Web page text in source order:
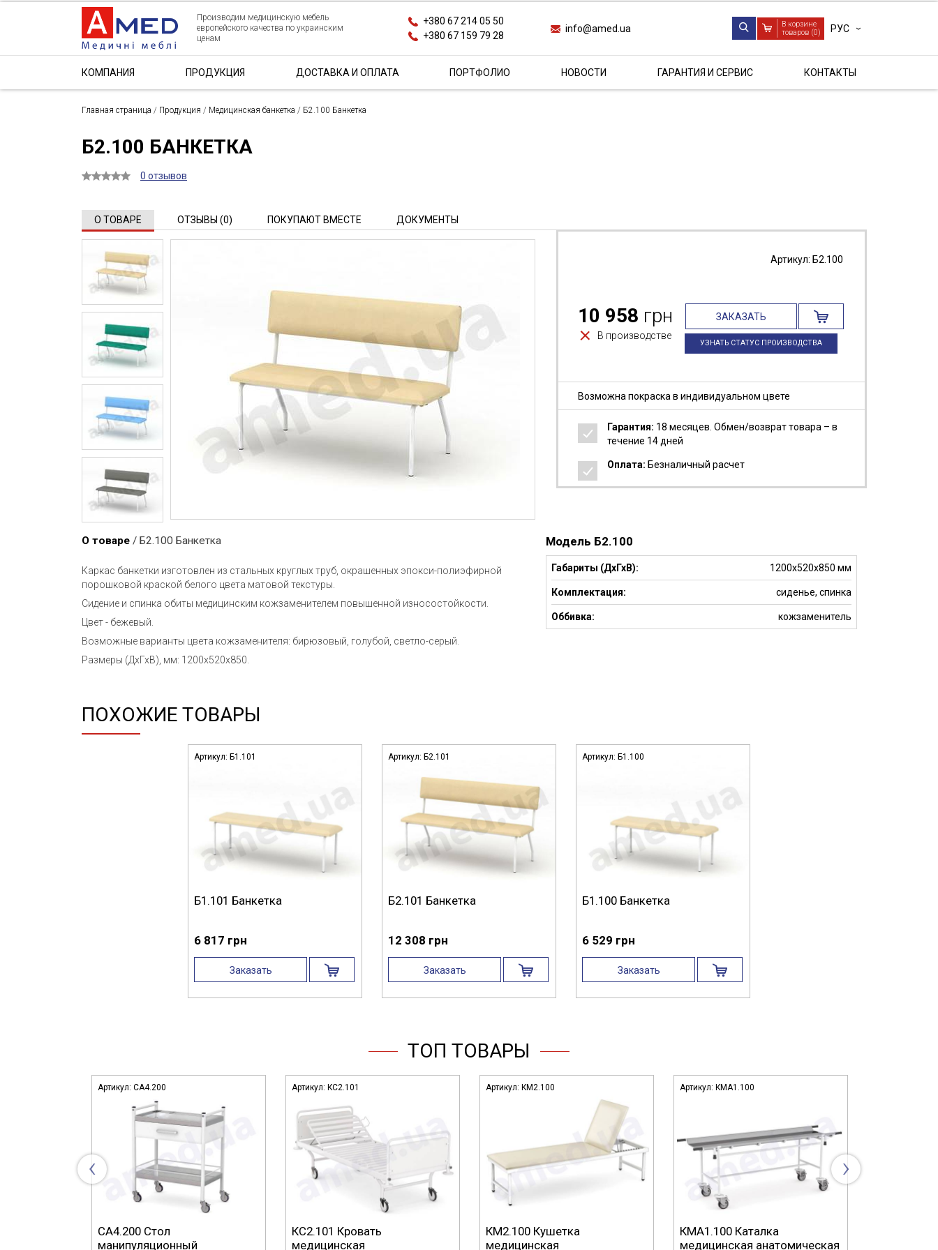
Производим медицинскую мебель
европейского качества по украинским
ценам
+380 67 214 05 50
+380 67 159 79 28
info@amed.ua
В корзине
товаров (0) РУС
КОМПАНИЯ ПРОДУКЦИЯ ДОСТАВКА И ОПЛАТА ПОРТФОЛИО НОВОСТИ ГАРАНТИЯ И СЕРВИС КОНТАКТЫ
Главная страница / Продукция / Медицинская банкетка / Б2.100 Банкетка
Б2.100 БАНКЕТКА
0 отзывов
Возможна покраска в индивидуальном цвете
Гарантия: 18 месяцев. Обмен/возврат товара – в
течение 14 дней
Оплата: Безналичный расчет
Артикул: Б2.100
10 958 грн
В производстве
ЗАКАЗАТЬ
УЗНАТЬ СТАТУС ПРОИЗВОДСТВА
О ТОВАРЕ ОТЗЫВЫ (0) ПОКУПАЮТ ВМЕСТЕ ДОКУМЕНТЫ
О товаре / Б2.100 Банкетка
Каркас банкетки изготовлен из стальных круглых труб, окрашенных эпокси-полиэфирной
порошковой краской белого цвета матовой текстуры.
Сидение и спинка обиты медицинским кожзаменителем повышенной износостойкости.
Цвет - бежевый.
Возможные варианты цвета кожзаменителя: бирюзовый, голубой, светло-серый.
Размеры (ДхГхВ), мм: 1200х520х850.
Модель Б2.100
Габариты (ДхГхВ): 1200х520х850 мм
Комплектация: сиденье, спинка
Оббивка: кожзаменитель
ПОХОЖИЕ ТОВАРЫ
Артикул:Б1.101
Б1.101 Банкетка
6 817 грн
Заказать
Артикул:Б2.101
Б2.101 Банкетка
12 308 грн
Заказать
Артикул:Б1.100
Б1.100 Банкетка
6 529 грн
Заказать
ТОП ТОВАРЫ
‹
Артикул:СА4.200
СА4.200 Стол
манипуляционный
Артикул:КС2.101
КС2.101 Кровать
медицинская
Артикул:КМ2.100
КМ2.100 Кушетка
медицинская
Артикул:КМА1.100
КМА1.100 Каталка
медицинская анатомическая
›